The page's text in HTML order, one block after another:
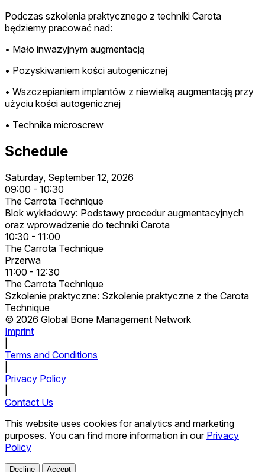
Podczas szkolenia praktycznego z techniki Carota
będziemy pracować nad:
• Mało inwazyjnym augmentacją
• Pozyskiwaniem kości autogenicznej
• Wszczepianiem implantów z niewielką augmentacją przy
użyciu kości autogenicznej
• Technika microscrew
Schedule
Saturday, September 12, 2026
09:00 - 10:30
The Carrota Technique
Blok wykładowy: Podstawy procedur augmentacyjnych
oraz wprowadzenie do techniki Carota
10:30 - 11:00
The Carrota Technique
Przerwa
11:00 - 12:30
The Carrota Technique
Szkolenie praktyczne: Szkolenie praktyczne z the Carota
Technique
© 2026 Global Bone Management Network
Imprint
Terms and Conditions
Privacy Policy
Contact Us
This website uses cookies for analytics and marketing
purposes. You can find more information in our Privacy
Policy
Decline Accept